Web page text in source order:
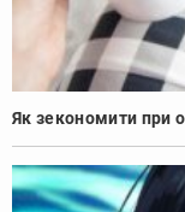
Як зекономити при